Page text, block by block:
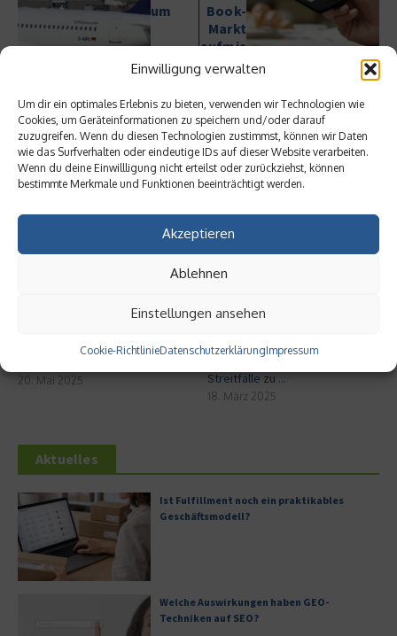
Einwilligung verwalten
Um dir ein optimales Erlebnis zu bieten, verwenden wir Technologien wie
Cookies, um Geräteinformationen zu speichern und/oder darauf
zuzugreifen. Wenn du diesen Technologien zustimmst, können wir Daten
wie das Surfverhalten oder eindeutige IDs auf dieser Website verarbeiten.
Wenn du deine Einwillligung nicht erteilst oder zurückziehst, können
bestimmte Merkmale und Funktionen beeinträchtigt werden.
Akzeptieren
Ablehnen
Einstellungen ansehen
Cookie-RichtlinieDatenschutzerklärungImpressum
um
Book-
Markt
aufmis
cht
Ähnliche Beiträge
Digitale Transformation in
20. Mai 2025
Rechtssicherheit für
Unternehmen: Wenn juristische
Streitfälle zu ...
18. März 2025
Aktuelles
Ist Fulfillment noch ein praktikables
Geschäftsmodell?
Welche Auswirkungen haben GEO-
Techniken auf SEO?